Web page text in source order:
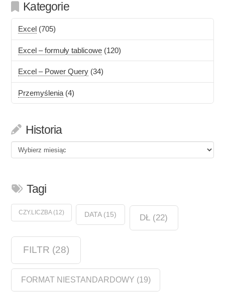
Kategorie
Excel (705)
Excel – formuły tablicowe (120)
Excel – Power Query (34)
Przemyślenia (4)
Historia
Historia
Tagi
CZY.LICZBA(12) DATA(15) DŁ (22)
FILTR (28)
FORMAT NIESTANDARDOWY (19)